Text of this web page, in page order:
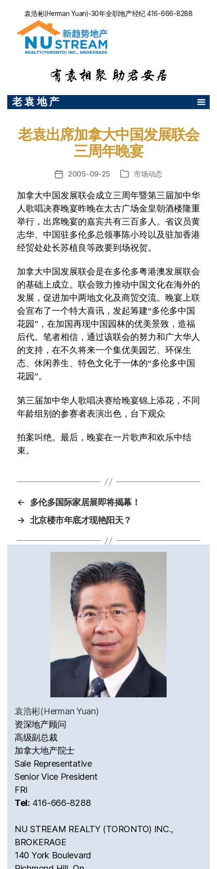
袁浩彬(Herman Yuan)-30年全职地产经纪 416-666-8288
老 袁 地 产
老袁出席加拿大中国发展联会
三周年晚宴
发
日
期
2005-09-25
分 市场动态
加拿大中国发展联会成立三周年暨第三届加中华
人歌唱决赛晚宴昨晚在太古广场金皇朝酒楼隆重
举行，出席晚宴的嘉宾共有三百多人。省议员黄
志华、中国驻多伦多总领事陈小玲以及驻加香港
经贸处处长苏植良等政要到场祝贺。
加拿大中国发展联会是在多伦多粤港澳发展联会
的基础上成立。联会致力推动中国文化在海外的
发展，促进加中两地文化及商贸交流。晚宴上联
会宣布了一个特大喜讯，发起筹建“多伦多中国
花园”，在加国再现中国园林的优美景致，造福
后代。笔者相信，通过该联会的努力和广大华人
的支持，在不久将来一个集优美园艺、环保生
态、休闲养生、特色文化于一体的“多伦多中国
花园”。
第三届加中华人歌唱决赛给晚宴锦上添花，不同
年龄组别的参赛者表演出色，台下观众
拍案叫绝。最后，晚宴在一片歌声和欢乐中结
束。
←
多伦多国际家居展即将揭幕！
→ 北京楼市年底才现艳阳天？
袁浩彬(Herman Yuan)
资深地产顾问
高级副总裁
加拿大地产院士
Sale Representative
Senior Vice President
FRI
Tel: 416-666-8288
NU STREAM REALTY (TORONTO) INC.,
BROKERAGE
140 York Boulevard